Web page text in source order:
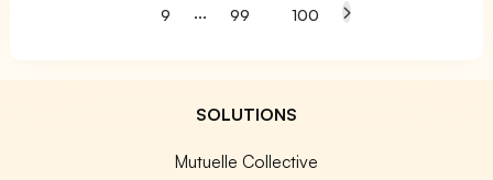
9 ... 99 100
SOLUTIONS
Mutuelle Collective